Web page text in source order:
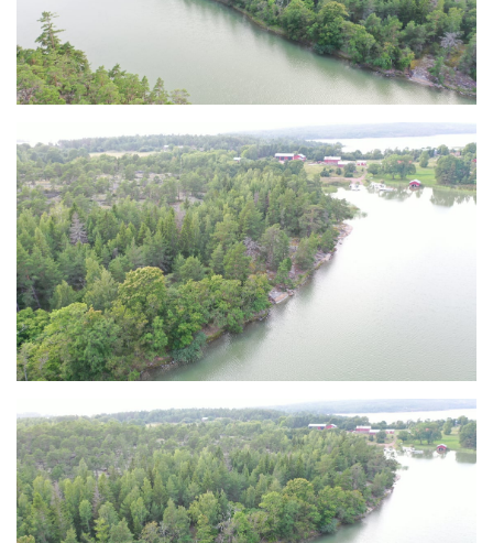
Dokument som finns att ladda ner på vår hemsida
Kartor på tomterna
Fastighetsregisterutdrag
Kartor på samfällda områden som strandområdet får